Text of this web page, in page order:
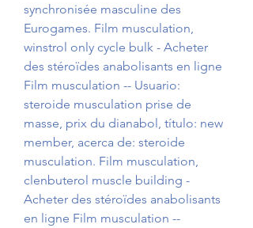
synchronisée masculine des
Eurogames. Film musculation,
winstrol only cycle bulk - Acheter
des stéroïdes anabolisants en ligne
Film musculation -- Usuario:
steroide musculation prise de
masse, prix du dianabol, título: new
member, acerca de: steroide
musculation. Film musculation,
clenbuterol muscle building -
Acheter des stéroïdes anabolisants
en ligne Film musculation --